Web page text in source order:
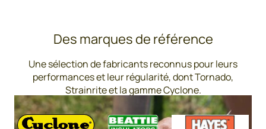
Des marques de référence
Une sélection de fabricants reconnus pour leurs
performances et leur régularité, dont Tornado,
Strainrite et la gamme Cyclone.